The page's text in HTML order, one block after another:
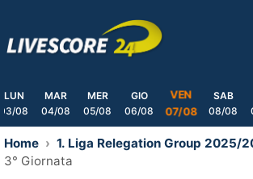
content
LUN
03/08
MAR
04/08
MER
05/08
GIO
06/08
VEN
07/08
SAB
08/08
Home
1. Liga Relegation Group 2025/
3° Giornata